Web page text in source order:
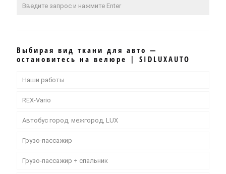
Выбирая вид ткани для авто —
остановитесь на велюре | SIDLUXAUTO
Наши работы
REX-Vario
Автобус город, межгород, LUX
Грузо-пассажир
Грузо-пассажир + спальник